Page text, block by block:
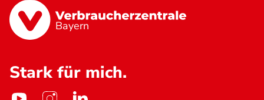
Bayern
Stark für mich.